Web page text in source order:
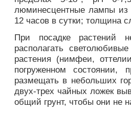
люминесцентные лампы из
12 часов в сутки; толщина
При посадке растений
располагать
растения (нимфеи,
погруженном состоянии,
размещать в небольших
двух-трех чайных ложек
общий грунт, чтобы они не